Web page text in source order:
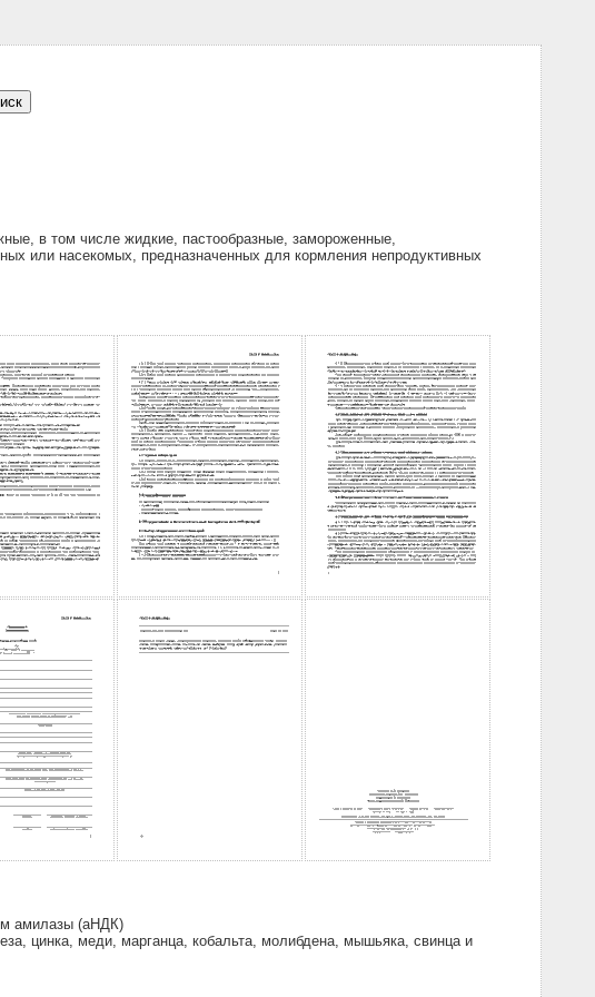
в том числе жидкие, пастообразные, замороженные,
или насекомых, предназначенных для кормления непродуктивных
амилазы (аНДК)
цинка, меди, марганца, кобальта, молибдена, мышьяка, свинца и